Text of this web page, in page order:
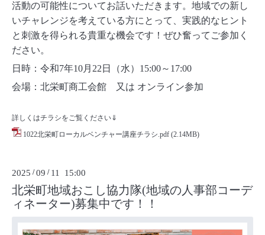
活動の可能性についてお話いただきます。地域での新し
いチャレンジを考えている方にとって、実践的なヒント
と刺激を得られる貴重な機会です！ぜひ奮ってご参加く
ださい。
日時：令和7年10月22日（水）15:00～17:00
会場：北栄町商工会館 又は オンライン参加
詳しくはチラシをご覧ください⇓
1022北栄町ローカルベンチャー講座チラシ.pdf (2.14MB)
2025 /09 / 11 15:00
北栄町地域おこし協力隊(地域の人事部コーデ
ィネーター)募集中です！！